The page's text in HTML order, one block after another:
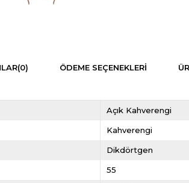
(0) ÖDEME SEÇENEKLERI
Açık Kahverengi
Kahverengi
Dikdörtgen
55